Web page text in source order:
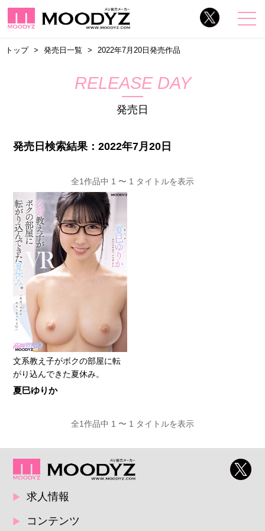
トップ 発売日一覧 2022年7月20日発売作品
RELEASE DAY
発売日
発売日検索結果：2022年7月20日
全1作品中 1 〜 1 タイトルを表示
文系教え子がボクの部屋に転
がり込んできた夏休み。
夏巳ゆりか
全1作品中 1 〜 1 タイトルを表示
求人情報
コンテンツ